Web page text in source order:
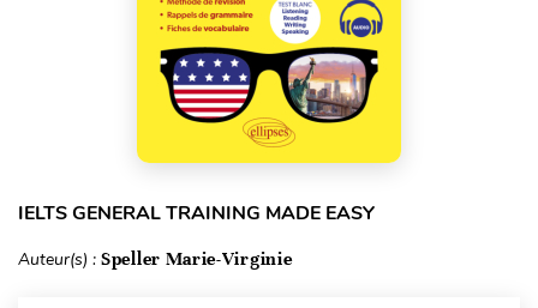
IELTS GENERAL TRAINING MADE EASY
Auteur(s) : Speller Marie-Virginie